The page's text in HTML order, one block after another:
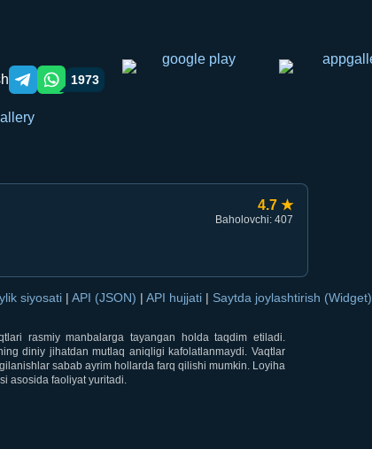
Telegram orqali ulashish
WhatsApp orqali ulashish
1973
4.7 ★
Baholovchi: 407
siyosati | API (JSON) | API hujjati | Saytda joylashtirish (Widget)
rasmiy manbalarga tayangan holda taqdim etiladi.
diniy jihatdan mutlaq aniqligi kafolatlanmaydi. Vaqtlar
sabab ayrim hollarda farq qilishi mumkin. Loyiha
asosida faoliyat yuritadi.